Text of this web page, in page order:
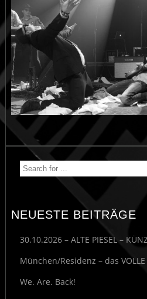
NEUESTE BEITRÄGE
30.10.2026 – ALTE PIESEL –
München/Residenz – das VOLLE
We. Are. Back!